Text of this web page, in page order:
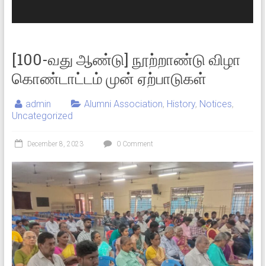
[100-வது ஆண்டு] நூற்றாண்டு விழா
கொண்டாட்டம் முன் ஏற்பாடுகள்
admin Alumni Association, History, Notices,
Uncategorized
December 8, 2023 0 Comment